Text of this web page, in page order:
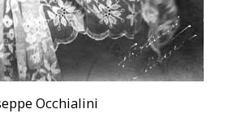
Occhialini